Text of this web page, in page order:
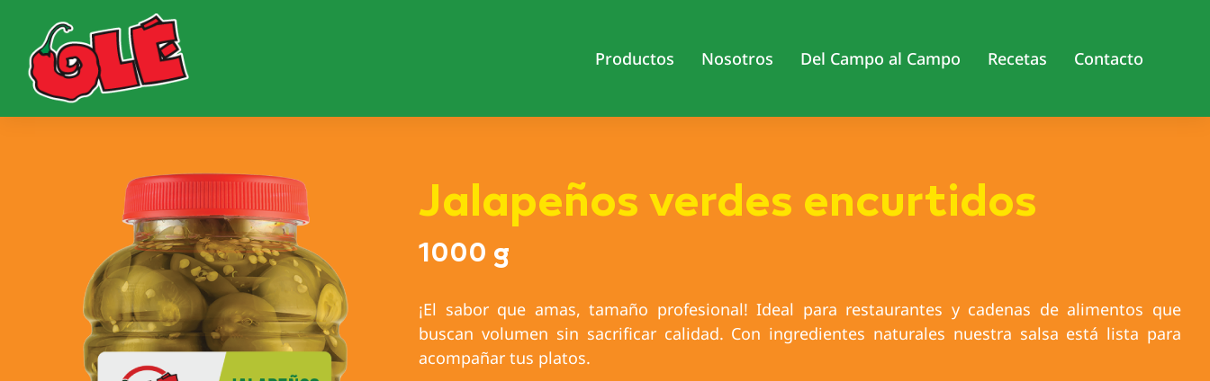
Productos Nosotros Del Campo al Campo Recetas Contacto
Jalapeños verdes encurtidos
1000 g
¡El sabor que amas, tamaño profesional! Ideal para restaurantes y cadenas de alimentos que
buscan volumen sin sacrificar calidad. Con ingredientes naturales nuestra salsa está lista para
acompañar tus platos.